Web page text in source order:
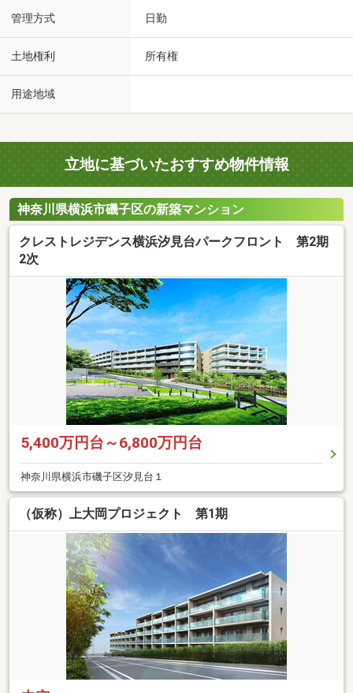
管理方式 日勤
土地権利 所有権
用途地域
立地に基づいたおすすめ物件情報
神奈川県横浜市磯子区の新築マンション
クレストレジデンス横浜汐見台パークフロント 第2期
2次
5,400万円台～6,800万円台
神奈川県横浜市磯子区汐見台１
（仮称）上大岡プロジェクト 第1期